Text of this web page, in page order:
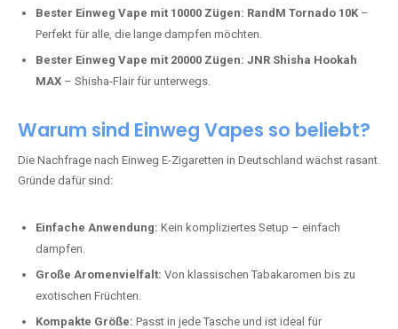
Bester Einweg Vape mit 10000 Zügen: RandM Tornado 10K –
Perfekt für alle, die lange dampfen möchten.
Bester Einweg Vape mit 20000 Zügen: JNR Shisha Hookah
MAX – Shisha-Flair für unterwegs.
Warum sind Einweg Vapes so beliebt?
Die Nachfrage nach Einweg E-Zigaretten in Deutschland wächst rasant.
Gründe dafür sind:
Einfache Anwendung: Kein kompliziertes Setup – einfach
dampfen.
Große Aromenvielfalt: Von klassischen Tabakaromen bis zu
exotischen Früchten.
Kompakte Größe: Passt in jede Tasche und ist ideal für